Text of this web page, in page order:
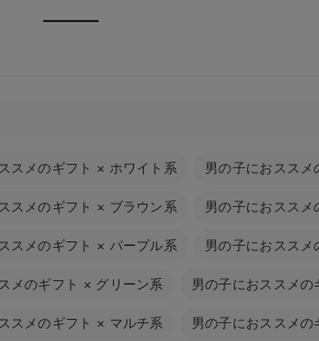
スメのギフト × ホワイト系 男の子におススメ
スメのギフト × ブラウン系 男の子におススメ
スメのギフト × パープル系 男の子におススメ
メのギフト × グリーン系 男の子におススメの
スメのギフト × マルチ系 男の子におススメの